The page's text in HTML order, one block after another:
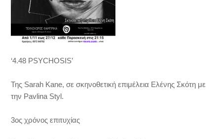
‘4.48 PSYCHOSIS’
Της Sarah Kane, σε σκηνοθετική επιμέλεια Ελένης Σκότη με
την Pavlina Styl.
3ος χρόνος επιτυχίας